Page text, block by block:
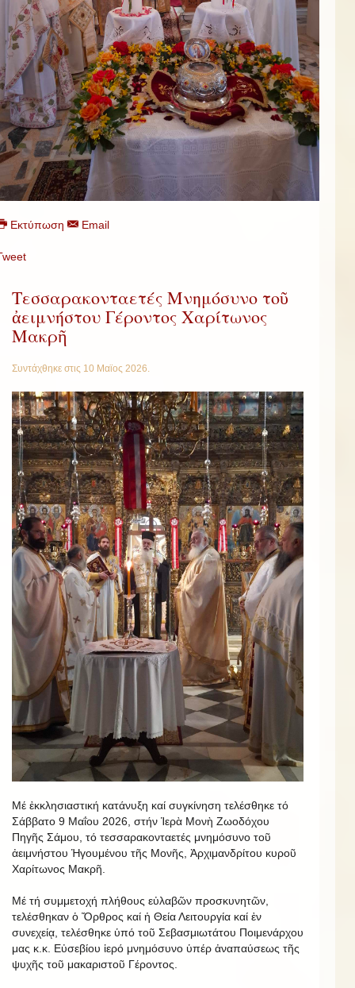
Εκτύπωση Email
Τεσσαρακονταετές Μνημόσυνο τοῦ
ἀειμνήστου Γέροντος Χαρίτωνος
Μακρῆ
Συντάχθηκε στις 10 Μαϊος 2026.
Μέ ἐκκλησιαστική κατάνυξη καί συγκίνηση τελέσθηκε τό
Σάββατο 9 Μαΐου 2026, στήν Ἱερὰ Μονὴ Ζωοδόχου
Πηγῆς Σάμου, τό τεσσαρακονταετές μνημόσυνο τοῦ
ἀειμνήστου Ἡγουμένου τῆς Μονῆς, Ἀρχιμανδρίτου κυροῦ
Χαρίτωνος Μακρῆ.
Μέ τή συμμετοχή πλήθους εὐλαβῶν προσκυνητῶν,
τελέσθηκαν ὁ Ὄρθρος καί ἡ Θεία Λειτουργία καί ἐν
συνεχείᾳ, τελέσθηκε ὑπό τοῦ Σεβασμιωτάτου Ποιμενάρχου
μας κ.κ. Εὐσεβίου ἱερό μνημόσυνο ὑπέρ ἀναπαύσεως τῆς
ψυχῆς τοῦ μακαριστοῦ Γέροντος.